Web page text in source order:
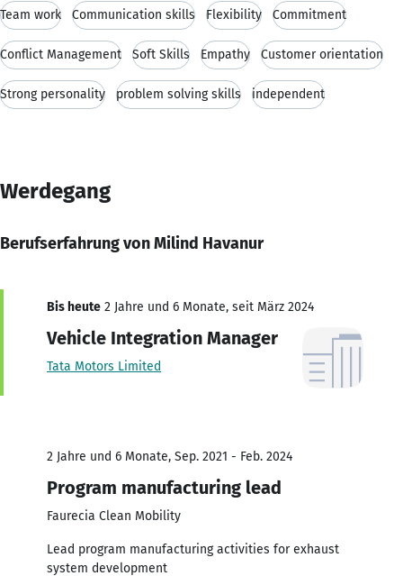
Team work Communication skills Flexibility Commitment
Conflict Management Soft Skills Empathy Customer orientation
Strong personality problem solving skills independent
Werdegang
Berufserfahrung von Milind Havanur
Bis heute 2 Jahre und 6 Monate, seit März 2024
Vehicle Integration Manager
Tata Motors Limited
2 Jahre und 6 Monate, Sep. 2021 - Feb. 2024
Program manufacturing lead
Faurecia Clean Mobility
Lead program manufacturing activities for exhaust
system development